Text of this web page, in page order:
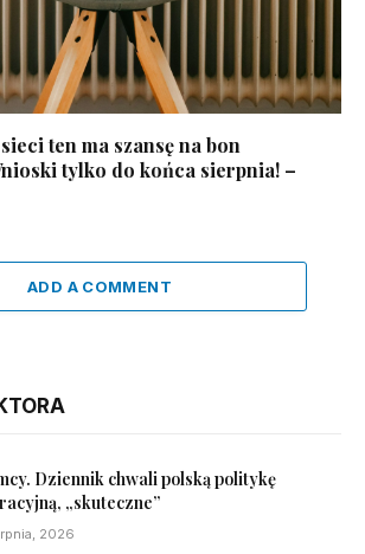
ten ma szansę na bon
tylko do końca sierpnia! –
ADD A COMMENT
Dziennik chwali polską politykę
„skuteczne”
2026